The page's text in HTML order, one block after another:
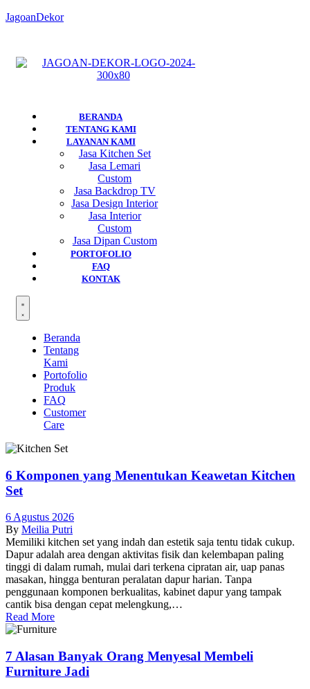
JagoanDekor
BERANDA
TENTANG KAMI
LAYANAN KAMI
Jasa Kitchen Set
Jasa Lemari
Custom
Jasa Backdrop TV
Jasa Design Interior
Jasa Interior
Custom
Jasa Dipan Custom
PORTOFOLIO
FAQ
KONTAK
Beranda
Tentang
Kami
Portofolio
Produk
FAQ
Customer
Care
6 Komponen yang Menentukan Keawetan Kitchen
Set
6 Agustus 2026
By Meilia Putri
Memiliki kitchen set yang indah dan estetik saja tentu tidak cukup.
Dapur adalah area dengan aktivitas fisik dan kelembapan paling
tinggi di dalam rumah, mulai dari terkena cipratan air, uap panas
masakan, hingga benturan peralatan dapur harian. Tanpa
penggunaan komponen berkualitas, kabinet dapur yang tampak
cantik bisa dengan cepat melengkung,…
Read More
7 Alasan Banyak Orang Menyesal Membeli
Furniture Jadi